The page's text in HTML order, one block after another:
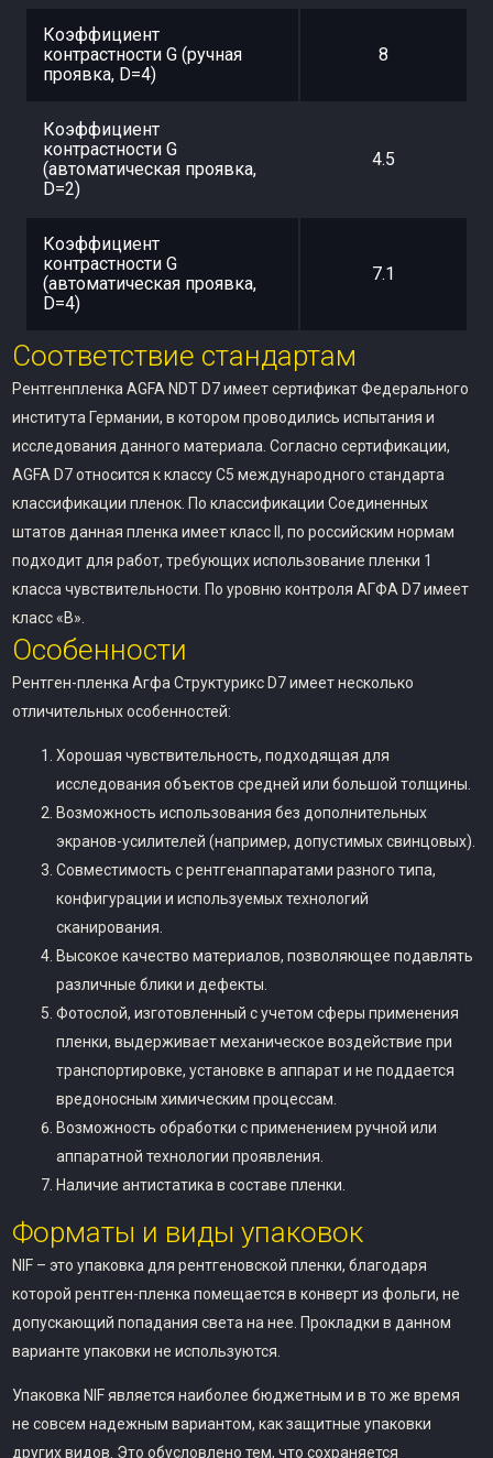
Коэффициент
контрастности G (ручная
проявка, D=4)
8
Коэффициент
контрастности G
(автоматическая проявка,
D=2)
4.5
Коэффициент
контрастности G
(автоматическая проявка,
D=4)
7.1
Соответствие стандартам
Рентгенпленка AGFA NDT D7 имеет сертификат Федерального
института Германии, в котором проводились испытания и
исследования данного материала. Согласно сертификации,
AGFA D7 относится к классу C5 международного стандарта
классификации пленок. По классификации Соединенных
штатов данная пленка имеет класс II, по российским нормам
подходит для работ, требующих использование пленки 1
класса чувствительности. По уровню контроля АГФА D7 имеет
класс «В».
Особенности
Рентген-пленка Агфа Структурикс D7 имеет несколько
отличительных особенностей:
Хорошая чувствительность, подходящая для
исследования объектов средней или большой толщины.
Возможность использования без дополнительных
экранов-усилителей (например, допустимых свинцовых).
Совместимость с рентгенаппаратами разного типа,
конфигурации и используемых технологий
сканирования.
Высокое качество материалов, позволяющее подавлять
различные блики и дефекты.
Фотослой, изготовленный с учетом сферы применения
пленки, выдерживает механическое воздействие при
транспортировке, установке в аппарат и не поддается
вредоносным химическим процессам.
Возможность обработки с применением ручной или
аппаратной технологии проявления.
Наличие антистатика в составе пленки.
Форматы и виды упаковок
NIF – это упаковка для рентгеновской пленки, благодаря
которой рентген-пленка помещается в конверт из фольги, не
допускающий попадания света на нее. Прокладки в данном
варианте упаковки не используются.
Упаковка NIF является наиболее бюджетным и в то же время
не совсем надежным вариантом, как защитные упаковки
других видов. Это обусловлено тем, что сохраняется